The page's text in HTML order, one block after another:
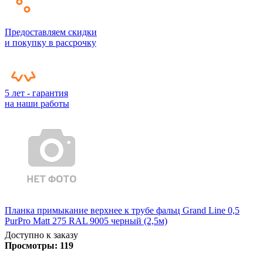
Предоставляем скидки
и покупку в рассрочку
5 лет - гарантия
на наши работы
Планка примыкание верхнее к трубе фальц Grand Line 0,5
PurPro Matt 275 RAL 9005 черный (2,5м)
Доступно к заказу
Просмотры: 119